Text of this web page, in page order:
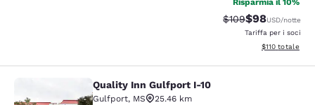
Risparmia il 10%
Tariffa di
$109Tariffa
$98USD/notte
Tariffa per i soci
Visualizza i
$110 totale
Quality Inn Gulfport I-10
Quality Inn Gulfport I-10
Gulfport, MS
25.46 km